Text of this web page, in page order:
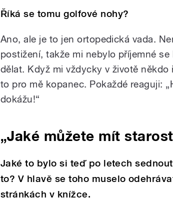
Říká se tomu golfové nohy?
Ano, ale je to jen ortopedická vada.
postižení, takže mi nebylo příjemné
dělat. Když mi vždycky v životě
to pro mě kopanec. Pokaždé reaguji:
dokážu!“
„Jaké můžete mít
Jaké to bylo si teď po letech
to? V hlavě se toho muselo
stránkách v knížce.